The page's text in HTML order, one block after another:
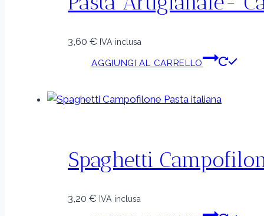
3,60€ IVA inclusa
AGGIUNGI AL CARRELLO
Spaghetti
3,20€ IVA inclusa